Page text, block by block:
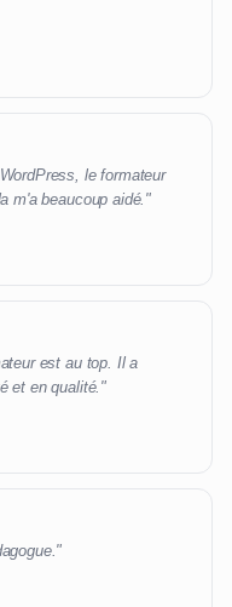
le formateur
m'a beaucoup aidé."
est au top. Il a
et en qualité."